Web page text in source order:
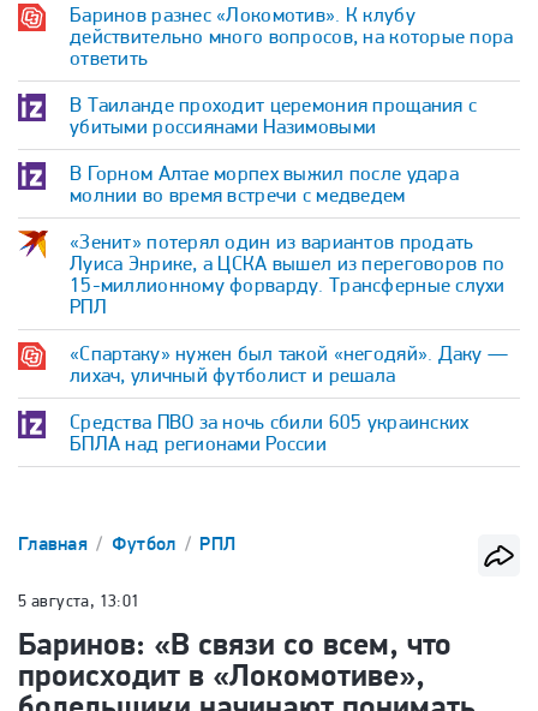
Баринов разнес «Локомотив». К клубу
действительно много вопросов, на которые пора
ответить
В Таиланде проходит церемония прощания с
убитыми россиянами Назимовыми
В Горном Алтае морпех выжил после удара
молнии во время встречи с медведем
«Зенит» потерял один из вариантов продать
Луиса Энрике, а ЦСКА вышел из переговоров по
15-миллионному форварду. Трансферные слухи
РПЛ
«Спартаку» нужен был такой «негодяй». Даку —
лихач, уличный футболист и решала
Средства ПВО за ночь сбили 605 украинских
БПЛА над регионами России
Главная Футбол РПЛ
5 августа, 13:01
Баринов: «В связи со всем, что
происходит в «Локомотиве»,